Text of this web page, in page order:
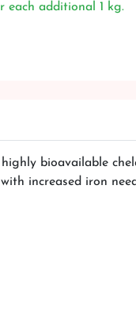
each additional 1 kg.
bioavailable
increased iron